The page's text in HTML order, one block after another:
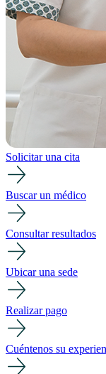
Solicitar una cita
Buscar un médico
Consultar resultados
Ubicar una sede
Realizar pago
Cuéntenos su